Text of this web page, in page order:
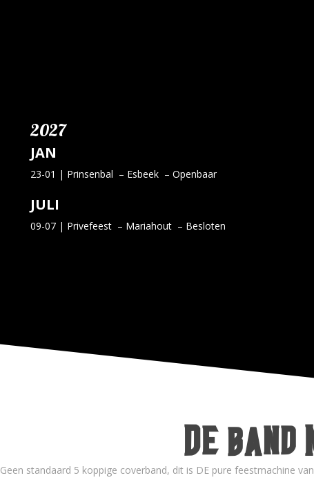
2027
JAN
23-01 | Prinsenbal – Esbeek – Openbaar
JULI
09-07 | Privefeest – Mariahout – Besloten
De band
Geen standaard 5 koppige coverband, dit is DE pure feestmachine